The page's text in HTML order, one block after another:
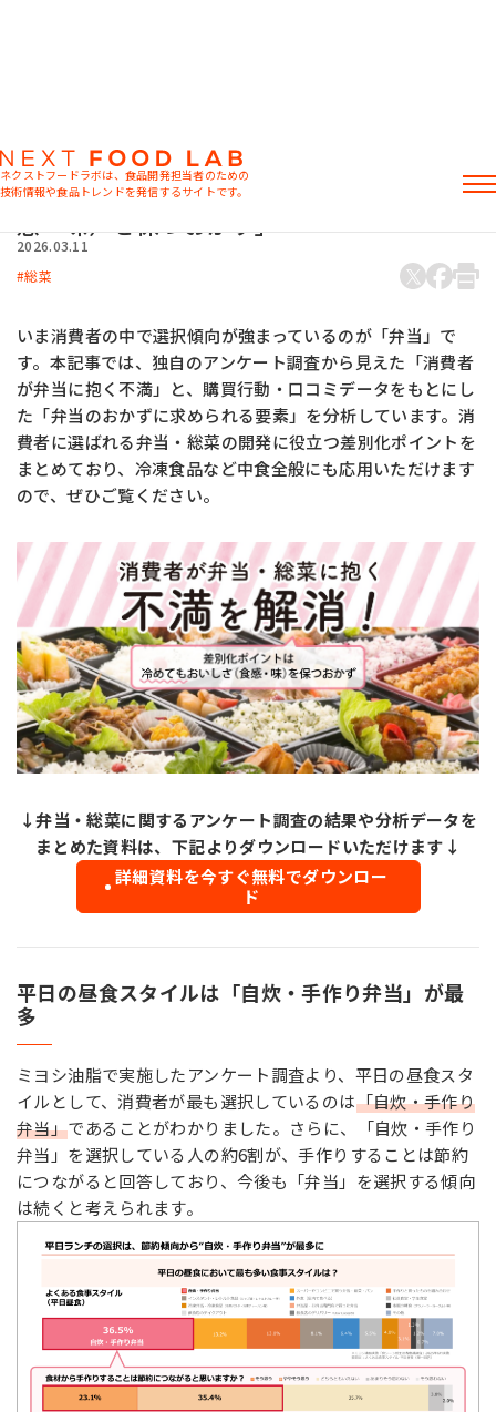
MIYOSHI MIRAI PLATFORM
ミヨシ油脂 コーポレートサイト
ネクストフードラボは、食品開発担当者のための
技術情報や食品トレンドを発信するサイトです。
おすすめキーワード
粉末油脂ラード不足植物性ミルク
お問い合わせ
記事
製品情報
ミヨシ油脂の強み
消費者が弁当・総菜に抱く不満を解消！差
別化ポイントは「冷めてもおいしさ（食
感・味）を保つおかず」
2026.03.11
総菜
いま消費者の中で選択傾向が強まっているのが「弁当」で
す。本記事では、独自のアンケート調査から見えた「消費者
が弁当に抱く不満」と、購買行動・口コミデータをもとにし
た「弁当のおかずに求められる要素」を分析しています。消
費者に選ばれる弁当・総菜の開発に役立つ差別化ポイントを
まとめており、冷凍食品など中食全般にも応用いただけます
ので、ぜひご覧ください。
↓弁当・総菜に関するアンケート調査の結果や分析データを
まとめた資料は、下記よりダウンロードいただけます↓
詳細資料を今すぐ無料でダウンロー
ド
平日の昼食スタイルは「自炊・手作り弁当」が最
多
ミヨシ油脂で実施したアンケート調査より、平日の昼食スタ
イルとして、消費者が最も選択しているのは「自炊・手作り
弁当」であることがわかりました。さらに、「自炊・手作り
弁当」を選択している人の約6割が、手作りすることは節約
につながると回答しており、今後も「弁当」を選択する傾向
は続くと考えられます。